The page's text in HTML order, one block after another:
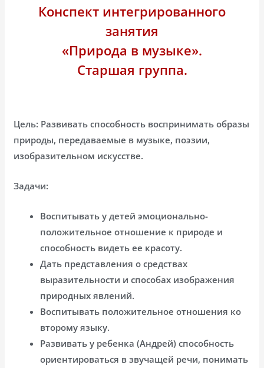
Конспект интегрированного
занятия
«Природа в музыке».
Старшая группа.
Цель: Развивать способность воспринимать образы
природы, передаваемые в музыке, поэзии,
изобразительном искусстве.
Задачи:
Воспитывать у детей эмоционально-
положительное отношение к природе и
способность видеть ее красоту.
Дать представления о средствах
выразительности и способах изображения
природных явлений.
Воспитывать положительное отношения ко
второму языку.
Развивать у ребенка (Андрей) способность
ориентироваться в звучащей речи, понимать